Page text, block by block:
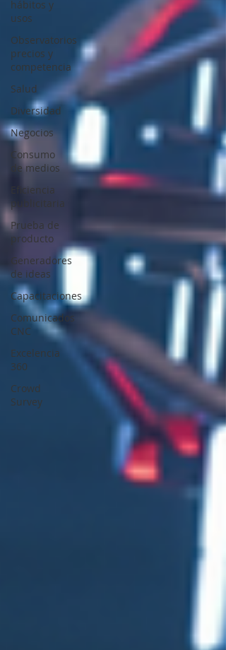
hábitos y
usos
Observatorios
precios y
competencia
Salud
Diversidad
Negocios
Consumo
de medios
Eficiencia
publicitaria
Prueba de
producto
Generadores
de ideas
Capacitaciones
Comunicados
CNC
Excelencia
360
Crowd
Survey